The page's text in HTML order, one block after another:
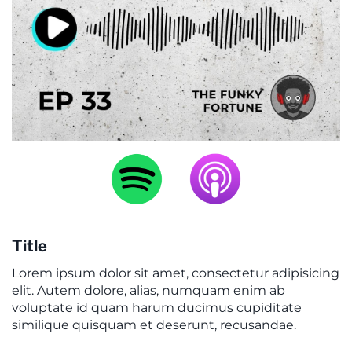
C
o
nt
a
ct
Title
Lorem ipsum dolor sit amet, consectetur adipisicing
elit. Autem dolore, alias, numquam enim ab
voluptate id quam harum ducimus cupiditate
similique quisquam et deserunt, recusandae.